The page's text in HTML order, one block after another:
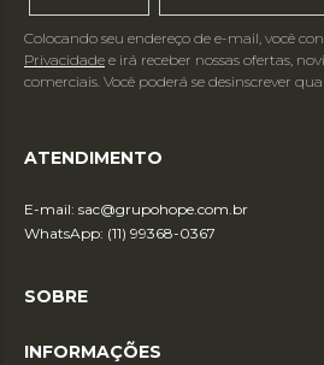
Colocando seu endereço de e-mail, você
Privacidade e irá receber nossas ofertas,
comerciais. Você poderá se desinscrever
ATENDIMENTO
E-mail: sac@grupohope.com.br
WhatsApp: (11) 99368-0367
SOBRE
INFORMAÇÕES